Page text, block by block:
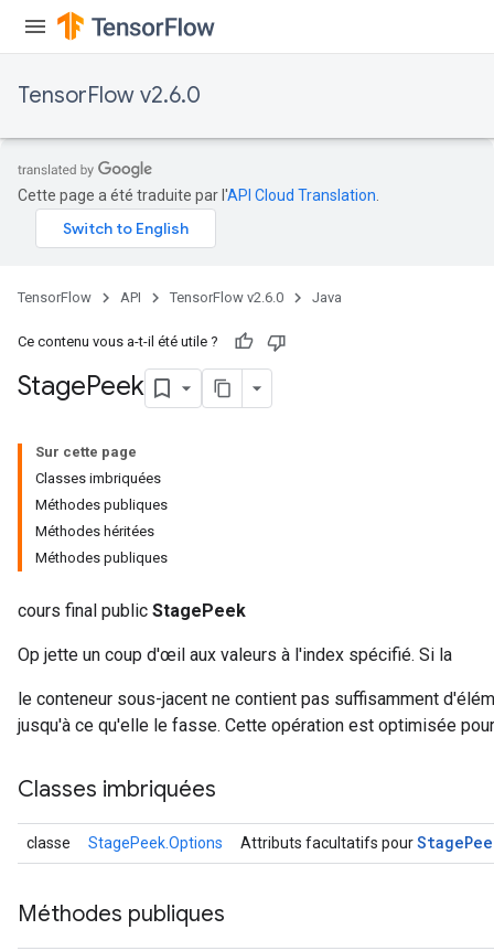
TensorFlow v2.6.0
Cette page a été traduite par l'API Cloud Translation
TensorFlow API TensorFlow v2.6.0 Java
Ce contenu vous a-t-il été utile ?
StagePeek
Sur cette page
Classes imbriquées
Méthodes publiques
Méthodes héritées
Méthodes publiques
cours final public StagePeek
Op jette un coup d'œil aux valeurs à l'index spécifié. Si la
le conteneur sous-jacent ne contient pas suffisamment
jusqu'à ce qu'elle le fasse. Cette opération est optimisée
Classes imbriquées
classe StagePeek.Options Attributs facultatifs pourStage
Méthodes publiques